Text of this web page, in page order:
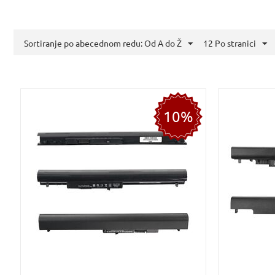
Sortiranje po abecednom redu: Od A do Ž 12 Po stranici
10%